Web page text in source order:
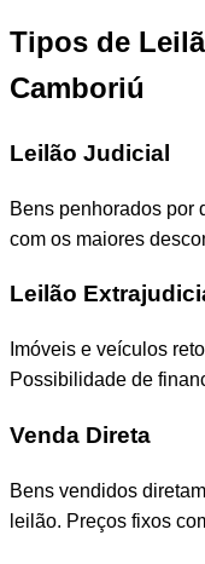
Tipos de
Camboriú
Leilão Judicial
Bens penhorados por
com os maiores
Leilão
Imóveis e veículos
Possibilidade de
Venda Direta
Bens vendidos
leilão. Preços fixos